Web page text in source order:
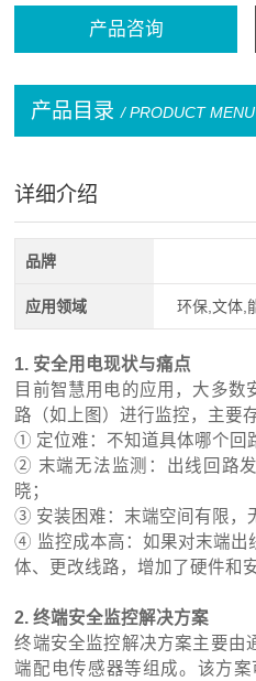
产品咨询
产品目录 / PRODUCT MENU
详细介绍
品牌
应用领域 环保,文体,
1. 安全用电现状与痛点
目前智慧用电的应用，大多数
路（如上图）进行监控，主要
① 定位难：不知道具体哪个回
② 末端无法监测：出线回路
晓；
③ 安装困难：末端空间有限，
④ 监控成本高：如果对末端出
体、更改线路，增加了硬件和
2. 终端安全监控解决方案
终端安全监控解决方案主要由
端配电传感器等组成。该方